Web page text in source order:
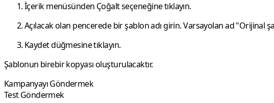
İçerik menüsünden Çoğaltseçeneğine tıklayın.
Açılacak olan pencerede bir şablon adı girin. Varsayolan ad "Orijinal
Kaydetdüğmesine tıklayın.
Şablonun birebir kopyası oluşturulacaktır.
Kampanyayı Göndermek
Test Göndermek